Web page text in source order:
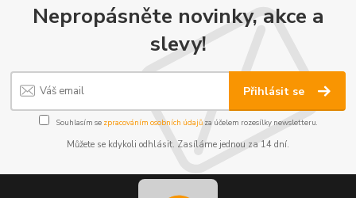
Nepropásněte novinky, akce a
slevy!
Přihlásit se
Souhlasím se zpracováním osobních údajůza účelem rozesílky newsletteru.
Můžete se kdykoli odhlásit. Zasíláme jednou za 14 dní.